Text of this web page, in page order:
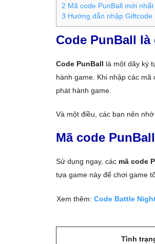
2 Mã code PunBall mới
3 Hướng dẫn nhập Giftcode
Code PunBall là
Code PunBall là một dãy ký
hành game. Khi nhập các
phát hành game.
Và một điều, các bạn nên
Mã code
Sử dụng ngay, các mã code
tựa game này để chơi game
Xem thêm: Code Battle
Tình